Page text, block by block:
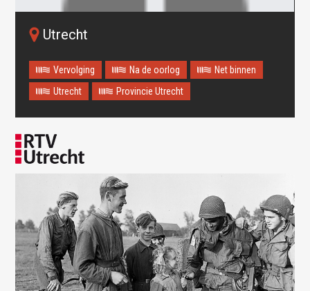
This page didn't load Google Maps correctly. See the
JavaScript console for technical details.
Utrecht
Vervolging Na de oorlog
Net binnen
Utrecht
Provincie Utrecht